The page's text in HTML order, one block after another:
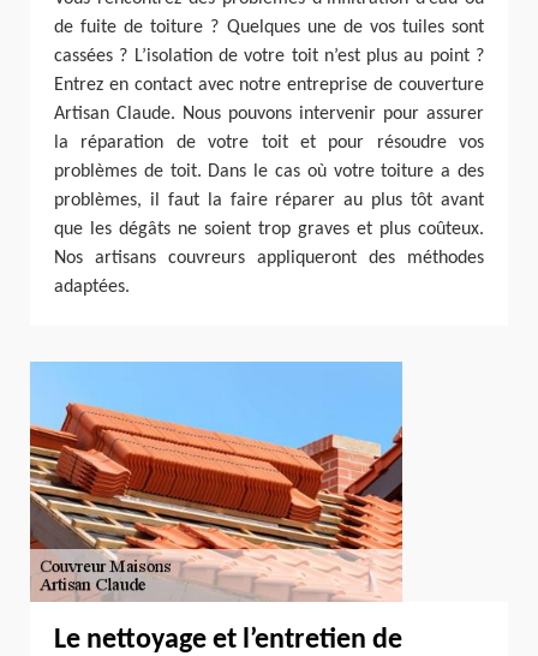
de fuite de toiture ? Quelques une de vos tuiles sont
cassées ? L’isolation de votre toit n’est plus au point ?
Entrez en contact avec notre entreprise de couverture
Artisan Claude. Nous pouvons intervenir pour assurer
la réparation de votre toit et pour résoudre vos
problèmes de toit. Dans le cas où votre toiture a des
problèmes, il faut la faire réparer au plus tôt avant
que les dégâts ne soient trop graves et plus coûteux.
Nos artisans couvreurs appliqueront des méthodes
adaptées.
Le nettoyage et l’entretien de